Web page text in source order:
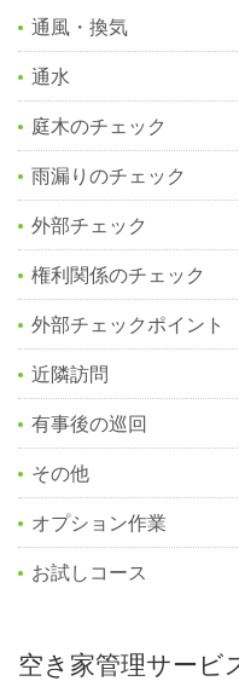
通風・換気
通水
庭木のチェック
雨漏りのチェック
外部チェック
権利関係のチェック
外部チェックポイント
近隣訪問
有事後の巡回
その他
オプション作業
お試しコース
空き家管理サービ